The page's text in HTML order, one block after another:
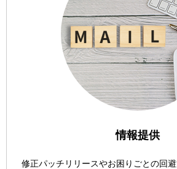
情報提供
修正パッチリリースやお困りごとの回